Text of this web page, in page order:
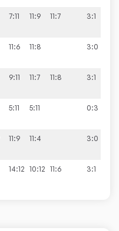
7:11 11:9 11:7 3:1
11:6 11:8 3:0
9:11 11:7 11:8 3:1
5:11 5:11 0:3
11:9 11:4 3:0
14:12 10:12 11:6 3:1